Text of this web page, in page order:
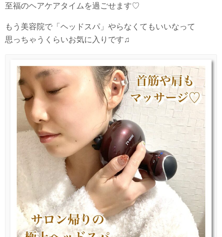
至福のヘアケアタイムを過ごせます♡
もう美容院で「ヘッドスパ」やらなくてもいいなって
思っちゃうくらいお気に入りです♫